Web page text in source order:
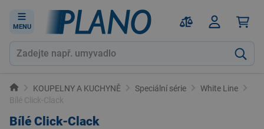
MENU
KOUPELNY A KUCHYNĚ Speciální série
White Line
Bílé Click-Clack
Bílé Click-Clack